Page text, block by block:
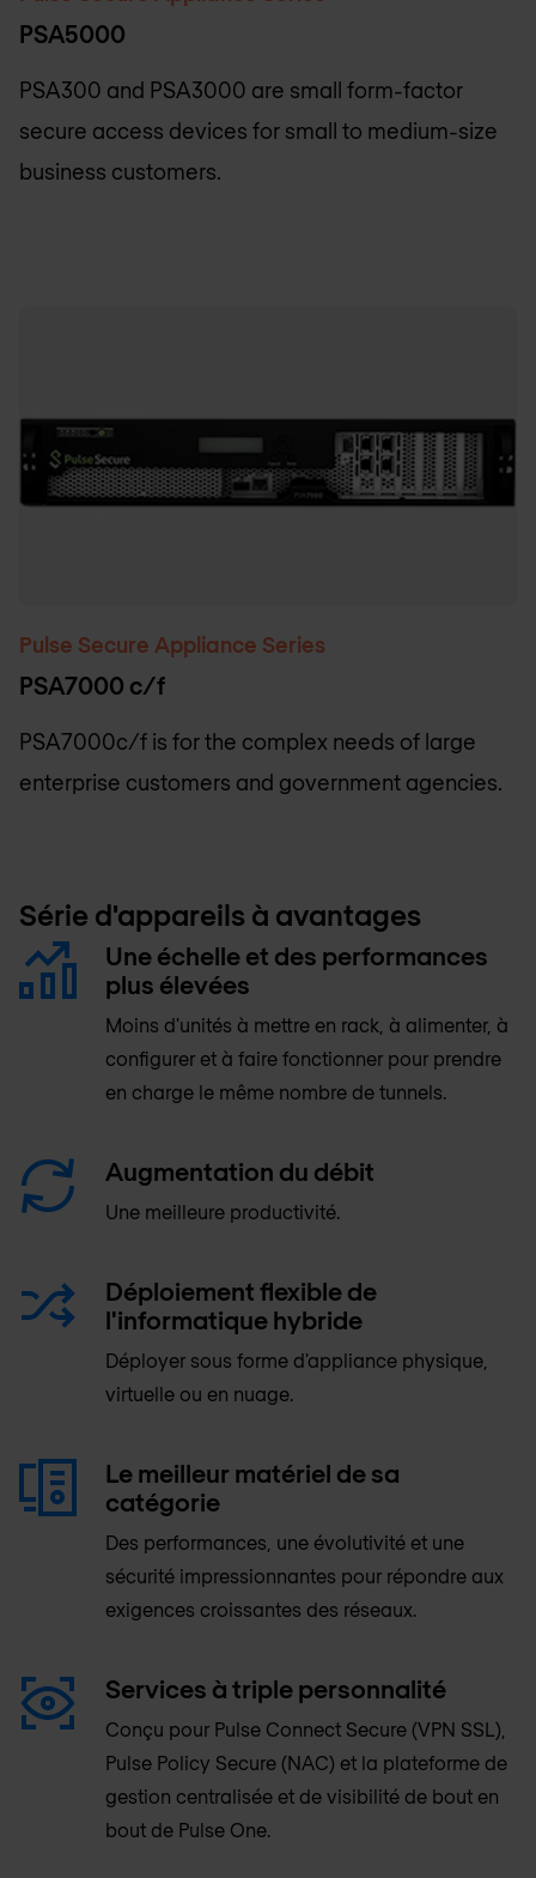
PSA5000
PSA300 and PSA3000 are small form-factor
secure access devices for small to medium-size
business customers.
Pulse Secure Appliance Series
PSA7000 c/f
PSA7000c/f is for the complex needs of large
enterprise customers and government agencies.
Série d'appareils à avantages
Une échelle et des performances
plus élevées
Moins d'unités à mettre en rack, à alimenter, à
configurer et à faire fonctionner pour prendre
en charge le même nombre de tunnels.
Augmentation du débit
Une meilleure productivité.
Déploiement flexible de
l'informatique hybride
Déployer sous forme d'appliance physique,
virtuelle ou en nuage.
Le meilleur matériel de sa
catégorie
Des performances, une évolutivité et une
sécurité impressionnantes pour répondre aux
exigences croissantes des réseaux.
Services à triple personnalité
Conçu pour Pulse Connect Secure (VPN SSL),
Pulse Policy Secure (NAC) et la plateforme de
gestion centralisée et de visibilité de bout en
bout de Pulse One.